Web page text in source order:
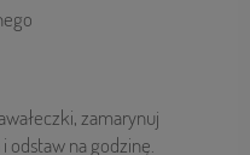
zamarynuj
odstaw na godzinę.